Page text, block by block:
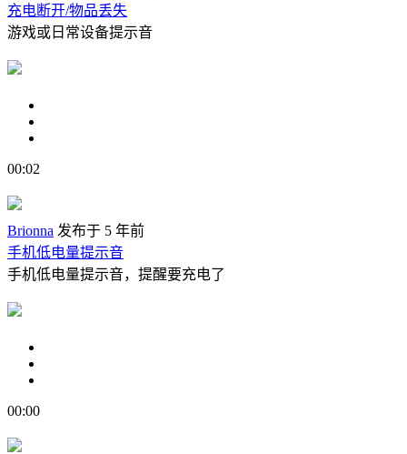
充电断开/物品丢失
游戏或日常设备提示音
00:02
Brionna 发布于 5 年前
手机低电量提示音
手机低电量提示音，提醒要充电了
00:00